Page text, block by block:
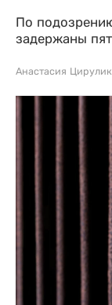
По
задержаны
Анастасия Цирулик